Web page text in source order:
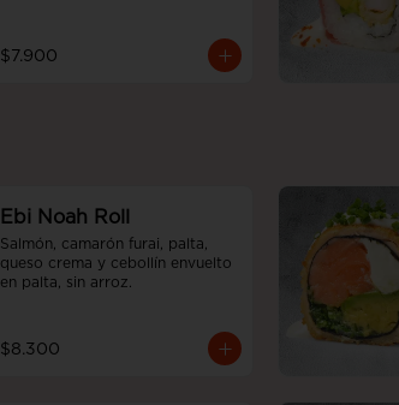
$7.900
Ebi Noah Roll
Salmón, camarón furai, palta,
queso crema y cebollín envuelto
en palta, sin arroz.
$8.300